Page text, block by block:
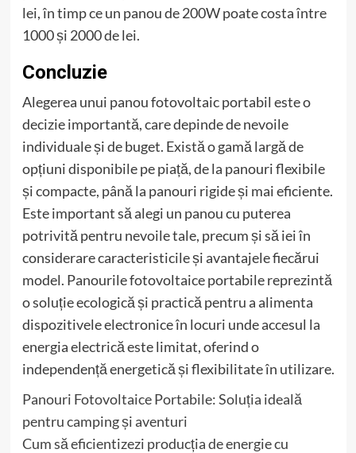
lei, în timp ce un panou de 200W poate costa între
1000 și 2000 de lei.
Concluzie
Alegerea unui panou fotovoltaic portabil este o
decizie importantă, care depinde de nevoile
individuale și de buget. Există o gamă largă de
opțiuni disponibile pe piață, de la panouri flexibile
și compacte, până la panouri rigide și mai eficiente.
Este important să alegi un panou cu puterea
potrivită pentru nevoile tale, precum și să iei în
considerare caracteristicile și avantajele fiecărui
model. Panourile fotovoltaice portabile reprezintă
o soluție ecologică și practică pentru a alimenta
dispozitivele electronice în locuri unde accesul la
energia electrică este limitat, oferind o
independență energetică și flexibilitate în utilizare.
Panouri Fotovoltaice Portabile: Soluția ideală
pentru camping și aventuri
Cum să eficientizezi producția de energie cu